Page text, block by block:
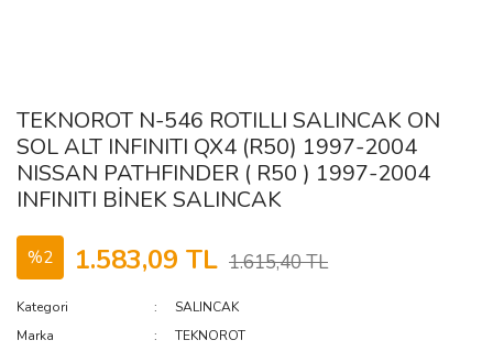
TEKNOROT N-546 ROTILLI SALINCAK ON
SOL ALT INFINITI QX4 (R50) 1997-2004
NISSAN PATHFINDER ( R50 ) 1997-2004
INFINITI BİNEK SALINCAK
%2 1.583,09 TL 1.615,40 TL
Kategori
SALINCAK
Marka
TEKNOROT